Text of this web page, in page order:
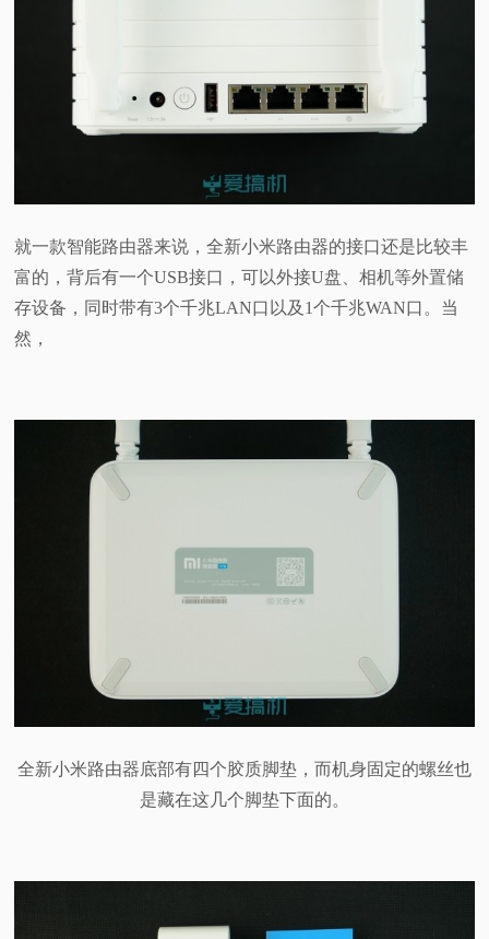
就一款智能路由器来说，全新小米路由器的接口还是比较丰
富的，背后有一个USB接口，可以外接U盘、相机等外置储
存设备，同时带有3个千兆LAN口以及1个千兆WAN口。当
然，
全新小米路由器底部有四个胶质脚垫，而机身固定的螺丝也
是藏在这几个脚垫下面的。